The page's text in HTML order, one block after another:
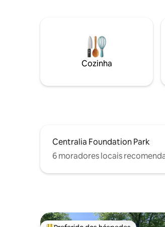
área de jantar interna/externa. Doca
privativa, vistas tranquilas. Aceita
de estimação (cães pequenos
Cozinha
Centralia Foundation Park
6 moradores locais